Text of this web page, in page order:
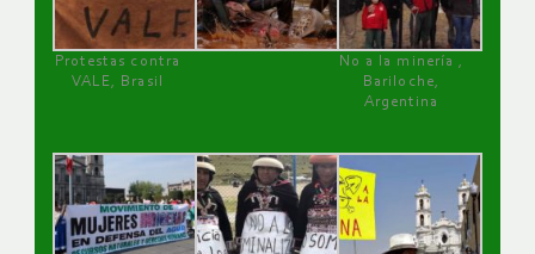
Protestas contra
VALE, Brasil
No a la minería ,
Bariloche,
Argentina